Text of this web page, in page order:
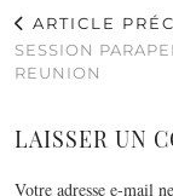
ARTICLE
SESSION
REUNION
LAISSER UN
Votre adresse e-mail